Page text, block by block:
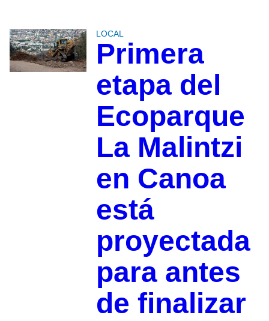
LOCAL
Primera
etapa del
Ecoparque
La Malintzi
en Canoa
está
proyectada
para antes
de finalizar